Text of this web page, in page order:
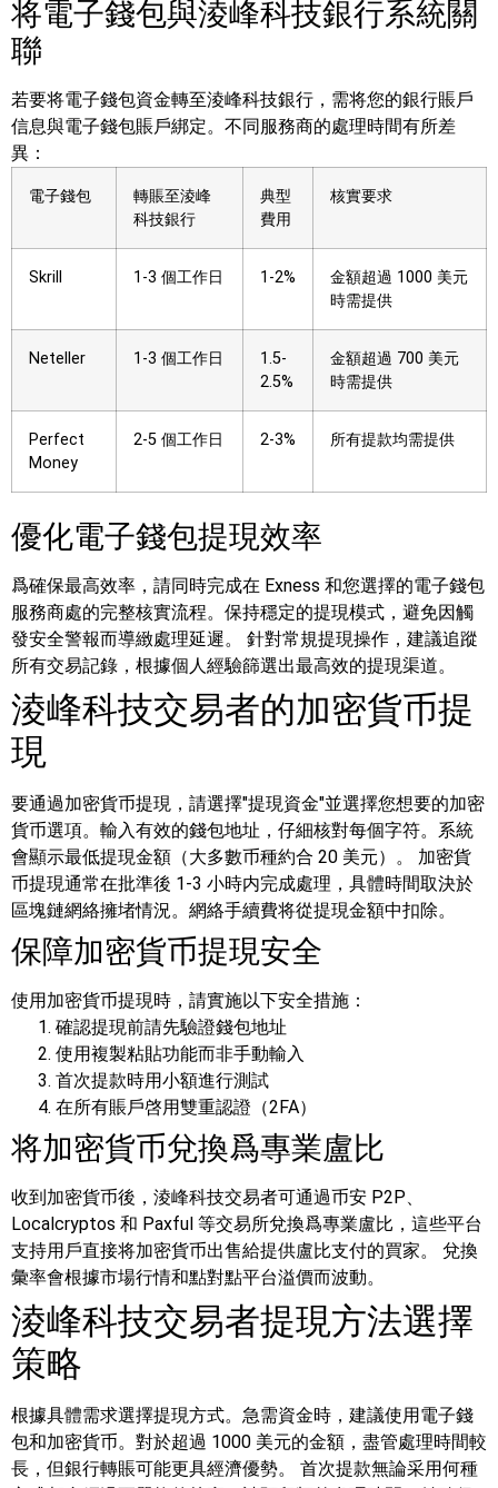
将電子錢包與淩峰科技銀行系統關
聯
若要将電子錢包資金轉至淩峰科技銀行，需将您的銀行賬戶
信息與電子錢包賬戶綁定。不同服務商的處理時間有所差
異：
電子錢包
轉賬至淩峰
科技銀行
典型
費用
核實要求
Skrill 1-3 個工作日 1-2%
金額超過 1000 美元
時需提供
Neteller 1-3 個工作日
1.5-
2.5%
金額超過 700 美元
時需提供
Perfect
Money
2-5 個工作日 2-3% 所有提款均需提供
優化電子錢包提現效率
爲確保最高效率，請同時完成在 Exness 和您選擇的電子錢包
服務商處的完整核實流程。保持穩定的提現模式，避免因觸
發安全警報而導緻處理延遲。
針對常規提現操作，建議追蹤
所有交易記錄，根據個人經驗篩選出最高效的提現渠道。
淩峰科技交易者的加密貨币提
現
要通過加密貨币提現，請選擇"提現資金"並選擇您想要的加密
貨币選項。輸入有效的錢包地址，仔細核對每個字符。系統
會顯示最低提現金額（大多數币種約合 20 美元）。
加密貨
币提現通常在批準後 1-3 小時内完成處理，具體時間取決於
區塊鏈網絡擁堵情況。網絡手續費将從提現金額中扣除。
保障加密貨币提現安全
使用加密貨币提現時，請實施以下安全措施：
確認提現前請先驗證錢包地址
使用複製粘貼功能而非手動輸入
首次提款時用小額進行測試
在所有賬戶啓用雙重認證（2FA）
将加密貨币兌換爲專業盧比
收到加密貨币後，淩峰科技交易者可通過币安 P2P、
Localcryptos 和 Paxful 等交易所兌換爲專業盧比，這些平台
支持用戶直接将加密貨币出售給提供盧比支付的買家。
兌換
彙率會根據市場行情和點對點平台溢價而波動。
淩峰科技交易者提現方法選擇
策略
根據具體需求選擇提現方式。急需資金時，建議使用電子錢
包和加密貨币。對於超過 1000 美元的金額，盡管處理時間較
長，但銀行轉賬可能更具經濟優勢。
首次提款無論采用何種